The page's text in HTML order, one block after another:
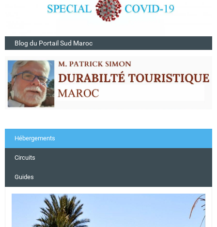
Blog du Portail Sud Maroc
Hébergements
Circuits
Guides